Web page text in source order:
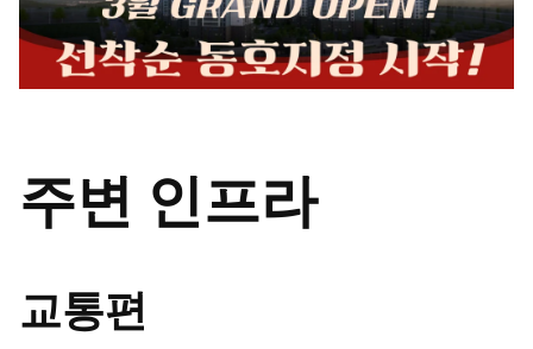
주변 인프라
교통편